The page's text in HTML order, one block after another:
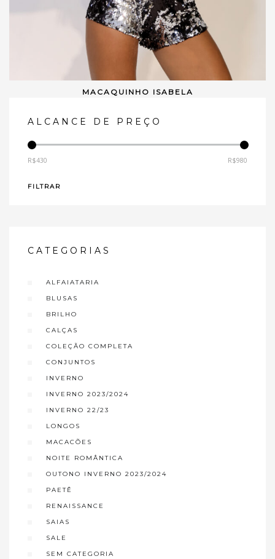
VER OPÇÕES
MACAQUINHO ISABELA
ALCANCE DE PREÇO
FILTRAR
R$430
R$980
CATEGORIAS
ALFAIATARIA
BLUSAS
BRILHO
CALÇAS
COLEÇÃO COMPLETA
CONJUNTOS
INVERNO
INVERNO 2023/2024
INVERNO 22/23
LONGOS
MACACÕES
NOITE ROMÂNTICA
OUTONO INVERNO 2023/2024
PAETÊ
RENAISSANCE
SAIAS
SALE
SEM CATEGORIA